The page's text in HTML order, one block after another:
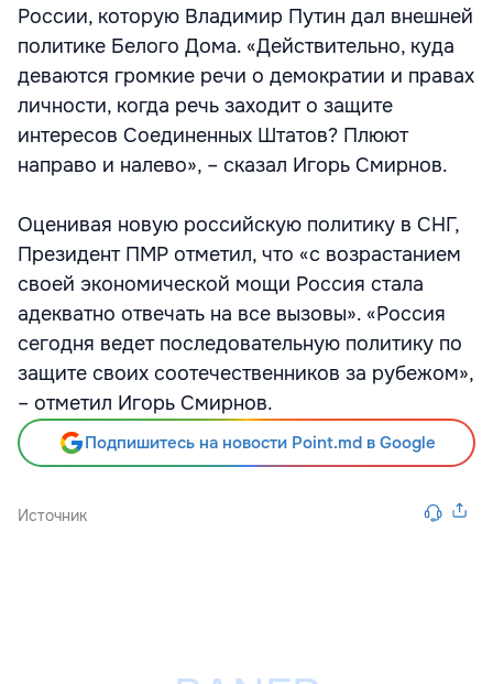
России, которую Владимир Путин дал внешней
политике Белого Дома. «Действительно, куда
деваются громкие речи о демократии и правах
личности, когда речь заходит о защите
интересов Соединенных Штатов? Плюют
направо и налево», – сказал Игорь Смирнов.
Оценивая новую российскую политику в СНГ,
Президент ПМР отметил, что «с возрастанием
своей экономической мощи Россия стала
адекватно отвечать на все вызовы». «Россия
сегодня ведет последовательную политику по
защите своих соотечественников за рубежом»,
– отметил Игорь Смирнов.
Подпишитесь на новости Point.md в Google
Источник